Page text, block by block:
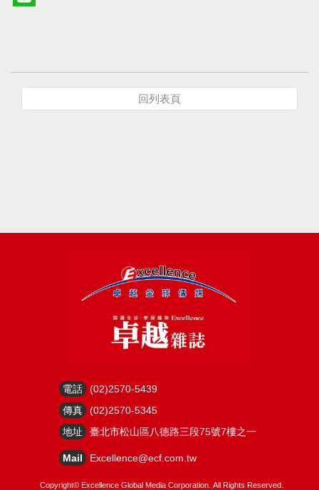
回列表頁
電話
(02)2570-5439
傳真
(02)2570-5345
地址
臺北市松山區八德路三段75號7樓之一
Mail Excellence@ecf.com.tw
Copyright©Excellence Global Media Corporation. All Rights Reserved.